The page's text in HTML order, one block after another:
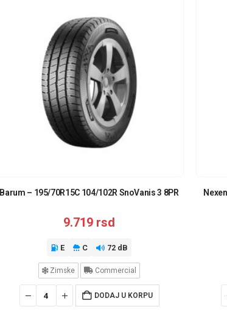
Barum – 195/70R15C 104/102R SnoVanis 3 8PR
9.719 rsd
E C 72 dB
Zimske Commercial
DODAJ U KORPU